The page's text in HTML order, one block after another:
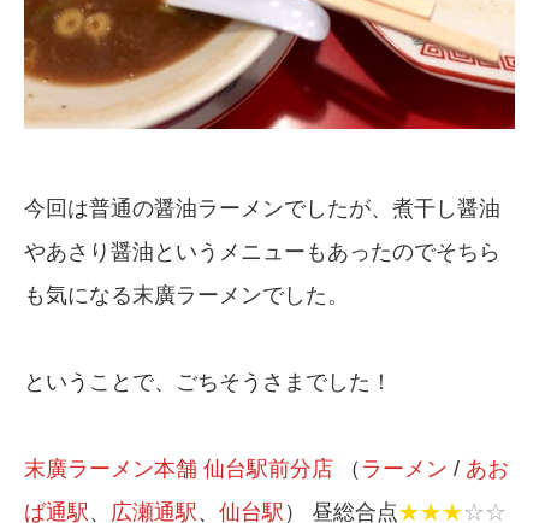
今回は普通の醤油ラーメンでしたが、煮干し醤油
やあさり醤油というメニューもあったのでそちら
も気になる末廣ラーメンでした。
ということで、ごちそうさまでした！
末廣ラーメン本舗 仙台駅前分店 （ ラーメン / あお
ば通駅 、 広瀬通駅 、 仙台駅 ） 昼総合点★★★☆☆